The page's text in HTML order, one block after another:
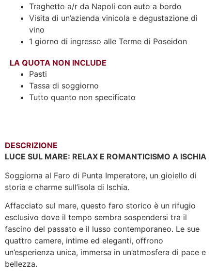
Traghetto a/r da Napoli con auto a bordo
Visita di un’azienda vinicola e degustazione di
vino
1 giorno di ingresso alle Terme di Poseidon
LA QUOTA NON INCLUDE
Pasti
Tassa di soggiorno
Tutto quanto non specificato
DESCRIZIONE
LUCE SUL MARE: RELAX E ROMANTICISMO A ISCHIA
Soggiorna al Faro di Punta Imperatore, un gioiello di
storia e charme sull’isola di Ischia.
Affacciato sul mare, questo faro storico è un rifugio
esclusivo dove il tempo sembra sospendersi tra il
fascino del passato e il lusso contemporaneo. Le sue
quattro camere, intime ed eleganti, offrono
un’esperienza unica, immersa in un’atmosfera di pace e
bellezza.